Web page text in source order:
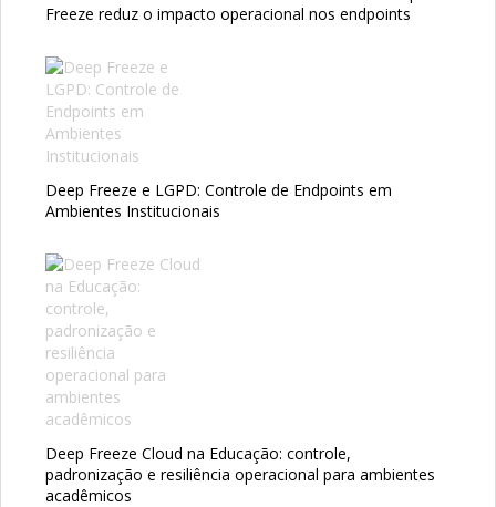
Freeze reduz o impacto operacional nos endpoints
Deep Freeze e LGPD: Controle de Endpoints em
Ambientes Institucionais
Deep Freeze Cloud na Educação: controle,
padronização e resiliência operacional para ambientes
acadêmicos